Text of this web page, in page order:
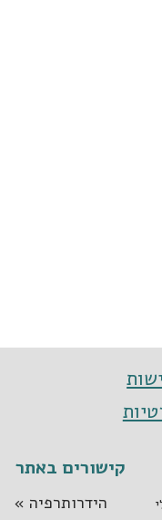
קישורים באתר
הידרותרפיה »